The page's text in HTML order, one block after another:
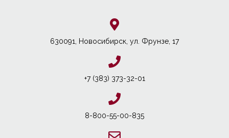
630091, Новосибирcк, ул. Фрунзе, 17
+7 (383) 373-32-01
8-800-55-00-835